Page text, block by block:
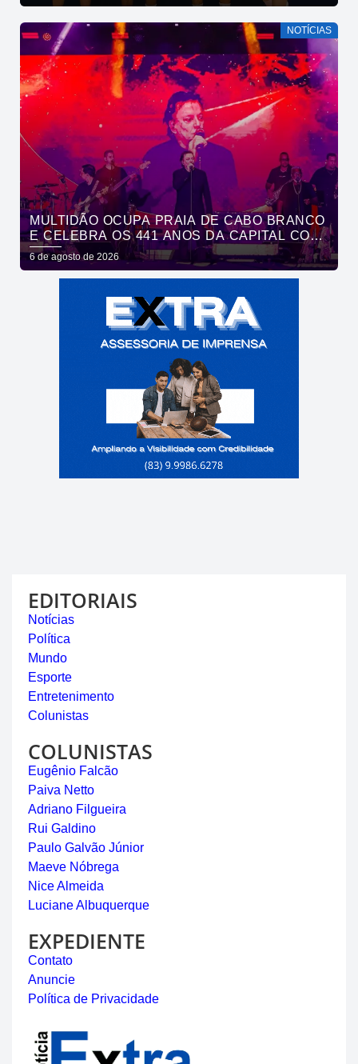
NOTÍCIAS
MULTIDÃO OCUPA PRAIA DE CABO BRANCO
E CELEBRA OS 441 ANOS DA CAPITAL COM
SHOWS DE ROUPA NOVA E FÁBIO JR
6 de agosto de 2026
EDITORIAIS
Notícias
Política
Mundo
Esporte
Entretenimento
Colunistas
COLUNISTAS
Eugênio Falcão
Paiva Netto
Adriano Filgueira
Rui Galdino
Paulo Galvão Júnior
Maeve Nóbrega
Nice Almeida
Luciane Albuquerque
EXPEDIENTE
Contato
Anuncie
Política de Privacidade